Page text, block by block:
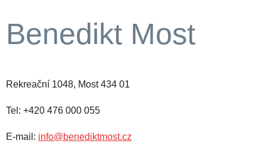
Benedikt Most
Rekreační 1048, Most 434 01
Tel: +420 476 000 055
E-mail: info@benediktmost.cz